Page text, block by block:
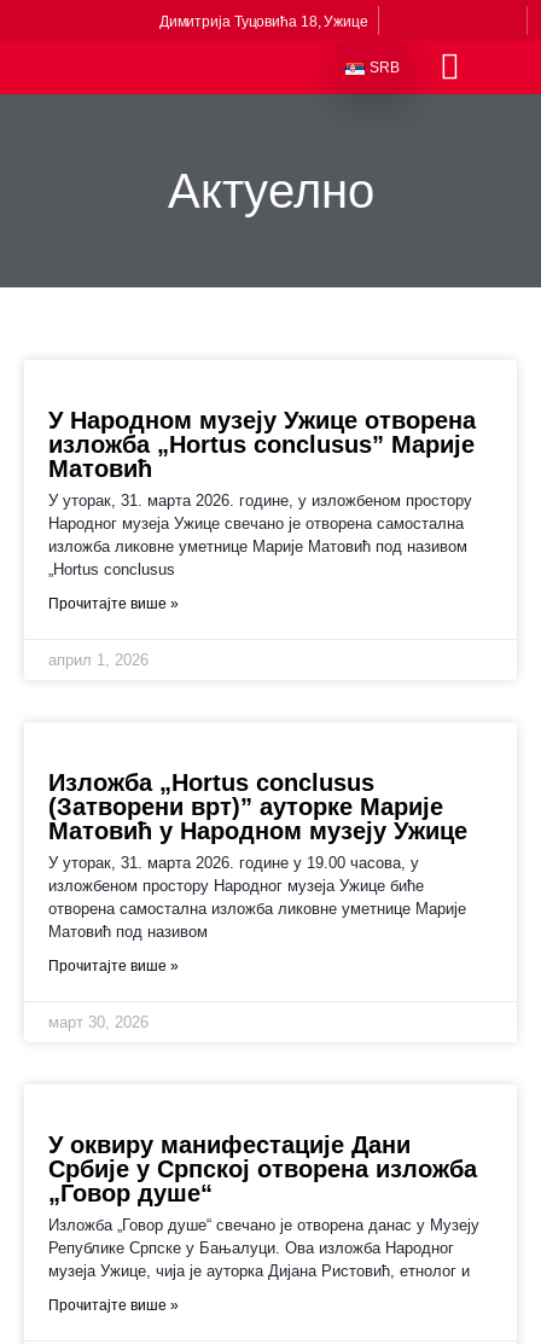
Димитрија Туцовића 18, Ужице
SRB
Актуелно
У Народном музеју Ужице отворена
изложба „Hortus conclusus” Марије
Матовић
У уторак, 31. марта 2026. године, у изложбеном простору
Народног музеја Ужице свечано је отворена самостална
изложба ликовне уметнице Марије Матовић под називом
„Hortus conclusus
Прочитајте више »
април 1, 2026
Изложба „Hortus conclusus
(Затворени врт)” ауторке Марије
Матовић у Народном музеју Ужице
У уторак, 31. марта 2026. године у 19.00 часова, у
изложбеном простору Народног музеја Ужице биће
отворена самостална изложба ликовне уметнице Марије
Матовић под називом
Прочитајте више »
март 30, 2026
У оквиру манифестације Дани
Србије у Српској отворена изложба
„Говор душе“
Изложба „Говор душе“ свечано је отворена данас у Музеју
Републике Српске у Бањалуци. Ова изложба Народног
музеја Ужице, чија је ауторка Дијана Ристовић, етнолог и
Прочитајте више »